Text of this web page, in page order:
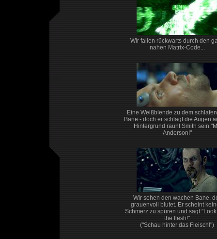
Wir fallen rückwarts durch den
nahen Matrix-Code...
Eine Weißblende zu dem
Bane - doch er schlägt die Augen
Hintergrund raunt Smith sein
Anderson!"
Wir sehen den wachen Bane,
grauenvoll blutet. Er scheint
Schmerz zu spüren und sagt
the flesh!"
("Schau hinter das Fleisch!")